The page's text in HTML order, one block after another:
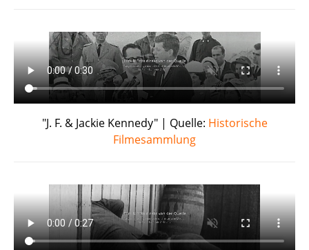
"J. F. & Jackie Kennedy" | Quelle: Historische
Filmesammlung